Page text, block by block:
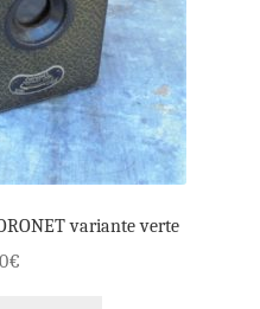
variante verte
€